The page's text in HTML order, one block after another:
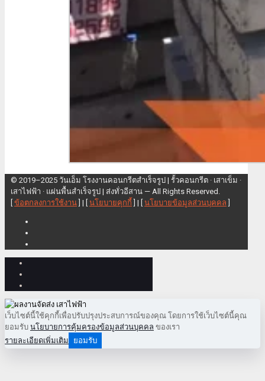
© 2019–2025 วันเอ็ม โรงงานคอนกรีตสำเร็จรูป | รั้วคอนกรีต · เสาเข็ม ·
เสาไฟฟ้า · แผ่นพื้นสำเร็จรูป | ส่งทั่วอีสาน — All Rights Reserved.
ข้อตกลงการใช้งาน ] | [ นโยบายคุกกี้ ] | [ นโยบายข้อมูลส่วนบุคคล
เว็บไซต์นี้ใช้คุกกี้เพื่อปรับปรุงประสบการณ์ของคุณ โดยการใช้เว็บไซต์นี้คุณ
ยอมรับ นโยบายการคุ้มครองข้อมูลส่วนบุคคล ของเรา
รายละเอียดเพิ่มเติม
ยอมรับ